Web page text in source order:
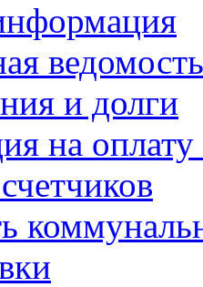
ведомость
и долги
на